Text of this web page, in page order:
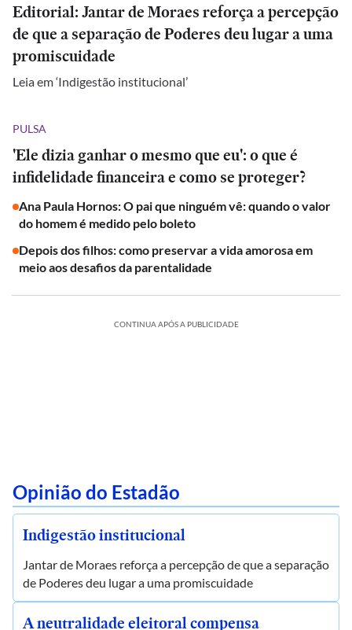
Editorial: Jantar de Moraes reforça a percepção
de que a separação de Poderes deu lugar a uma
promiscuidade
Leia em ‘Indigestão institucional’
PULSA
'Ele dizia ganhar o mesmo que eu': o que é
infidelidade financeira e como se proteger?
Ana Paula Hornos: O pai que ninguém vê: quando o valor
do homem é medido pelo boleto
Depois dos filhos: como preservar a vida amorosa em
meio aos desafios da parentalidade
CONTINUA APÓS A PUBLICIDADE
Opinião do Estadão
Indigestão institucional
Jantar de Moraes reforça a percepção de que a separação
de Poderes deu lugar a uma promiscuidade
A neutralidade eleitoral compensa